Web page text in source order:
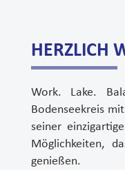
HERZLICH
Work. Lake.
Bodenseekreis
seiner
Möglichkeiten,
genießen.